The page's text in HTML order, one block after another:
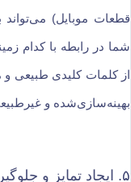
قطعات موبایل)
شما در رابطه با کدام
از کلمات کلیدی طبیعی و
بهینه‌سازی‌شده و
۵. ایجاد تمایز و جلوگیری از رقابت غیرمستقیم